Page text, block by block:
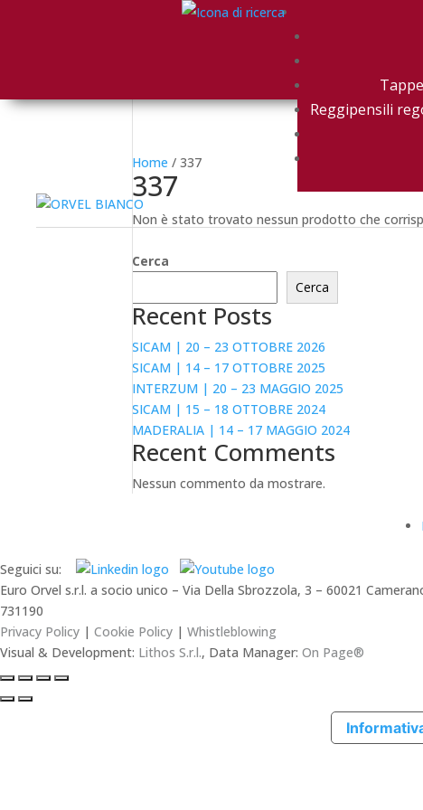
Reggipensili
Home / 337
337
Non è stato trovato nessun prodotto che
Cerca
Cerca
Recent Posts
SICAM | 20 – 23 OTTOBRE 2026
SICAM | 14 – 17 OTTOBRE 2025
INTERZUM | 20 – 23 MAGGIO 2025
SICAM | 15 – 18 OTTOBRE 2024
MADERALIA | 14 – 17 MAGGIO 2024
Recent Comments
Nessun commento da mostrare.
Seguici su:
Euro Orvel s.r.l. a socio unico – Via Della Sbrozzola, 3 – 60021
731190
Privacy Policy | Cookie Policy | Whistleblowing
Visual & Development: Lithos S.r.l., Data Manager: On Page®